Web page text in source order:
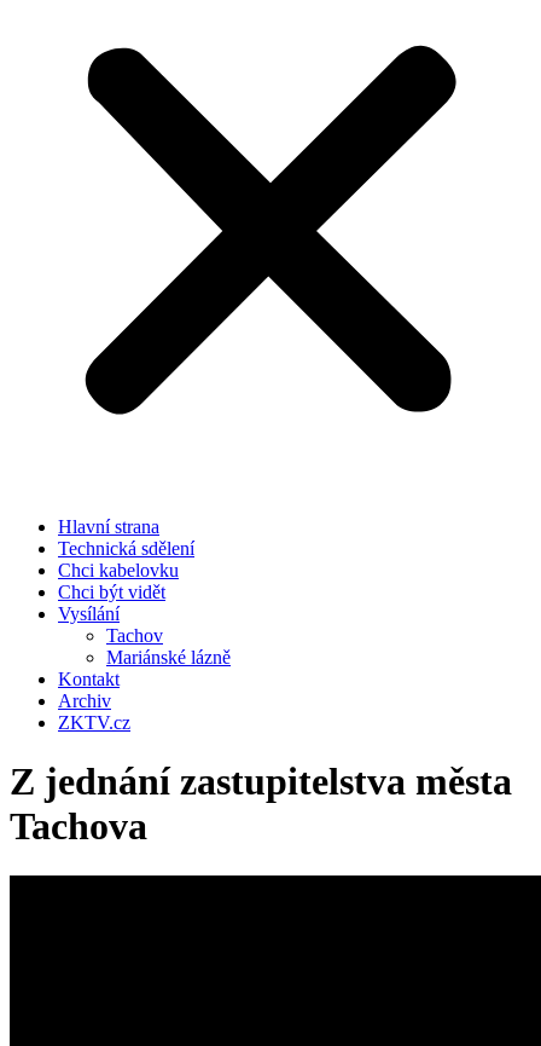
Hlavní strana
Technická sdělení
Chci kabelovku
Chci být vidět
Vysílání
Tachov
Mariánské lázně
Kontakt
Archiv
ZKTV.cz
Z jednání zastupitelstva města
Tachova